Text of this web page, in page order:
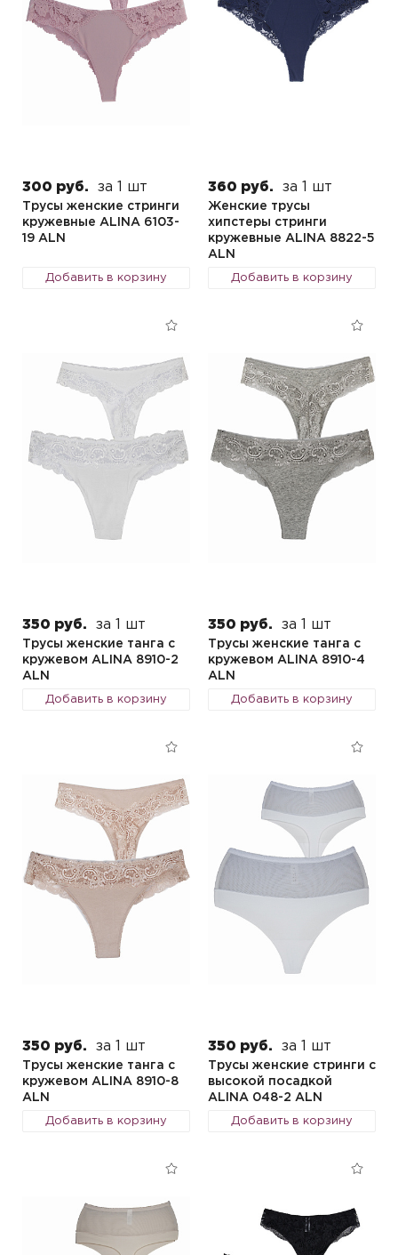
300 руб. за 1 шт
Трусы женские стринги
кружевные ALINA 6103-
19 ALN
Добавить в корзину
360 руб. за 1 шт
Женские трусы
хипстеры стринги
кружевные ALINA 8822-5
ALN
Добавить в корзину
350 руб. за 1 шт
Трусы женские танга с
кружевом ALINA 8910-2
ALN
Добавить в корзину
350 руб. за 1 шт
Трусы женские танга с
кружевом ALINA 8910-4
ALN
Добавить в корзину
350 руб. за 1 шт
Трусы женские танга с
кружевом ALINA 8910-8
ALN
Добавить в корзину
350 руб. за 1 шт
Трусы женские стринги с
высокой посадкой
ALINA 048-2 ALN
Добавить в корзину